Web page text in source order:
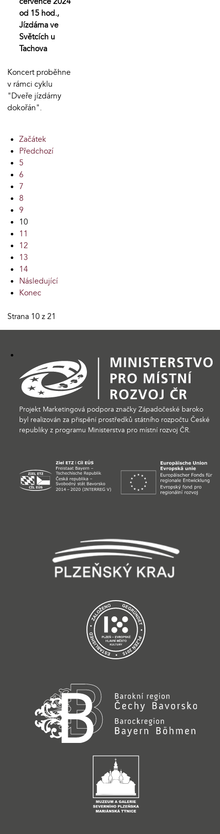
od 15 hod.,
Jízdárna ve
Světcích u
Tachova
Koncert proběhne
v rámci cyklu
"Dveře jízdárny
dokořán".
Začátek
Předchozí
5
6
7
8
9
10
11
12
13
14
Následující
Konec
Strana 10 z 21
Projekt Marketingová podpora značky Západočeské baroko
byl realizován za přispění prostředků státního rozpočtu České
republiky z programu Ministerstva pro místní rozvoj ČR.